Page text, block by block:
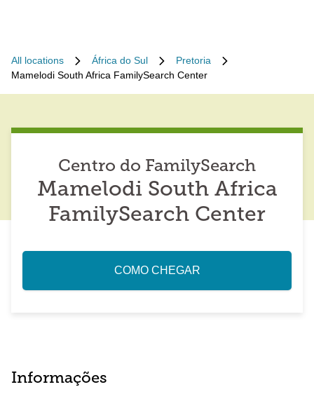
All locations África do Sul
Pretoria
Mamelodi South Africa FamilySearch Center
Centro do FamilySearch
Mamelodi South Africa
FamilySearch Center
COMO CHEGAR
Informações